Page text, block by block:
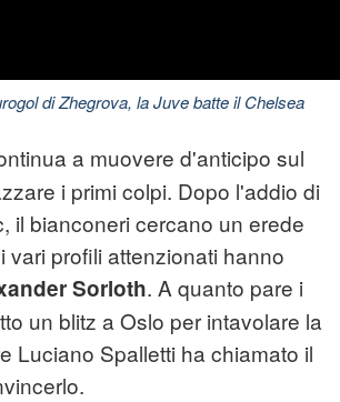
di Zhegrova, la Juve batte il Chelsea
a muovere d'anticipo sul
i primi colpi. Dopo l'addio di
il bianconeri cercano un erede
vari profili attenzionati hanno
Sorloth. A quanto pare i
un blitz a Oslo per intavolare la
Luciano Spalletti ha chiamato il